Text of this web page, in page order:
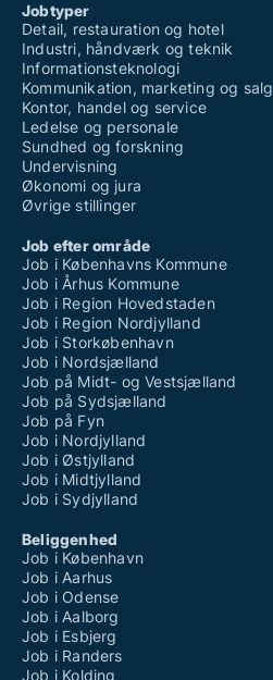
Jobtyper
Detail, restauration og hotel
Industri, håndværk og teknik
Informationsteknologi
Kommunikation, marketing og salg
Kontor, handel og service
Ledelse og personale
Sundhed og forskning
Undervisning
Økonomi og jura
Øvrige stillinger
Job efter område
Job i Københavns Kommune
Job i Århus Kommune
Job i Region Hovedstaden
Job i Region Nordjylland
Job i Storkøbenhavn
Job i Nordsjælland
Job på Midt- og Vestsjælland
Job på Sydsjælland
Job på Fyn
Job i Nordjylland
Job i Østjylland
Job i Midtjylland
Job i Sydjylland
Beliggenhed
Job i København
Job i Aarhus
Job i Odense
Job i Aalborg
Job i Esbjerg
Job i Randers
Job i Kolding